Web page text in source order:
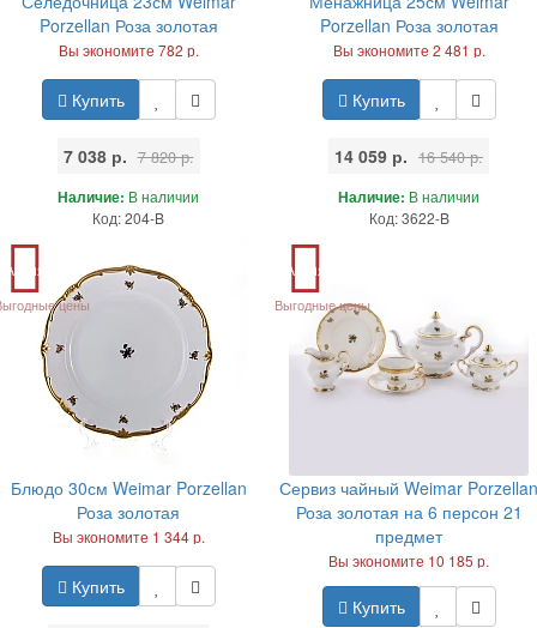
Porzellan Роза золотая
Вы экономите 782 р.
Купить
7 038 р. 7 820 р.
Наличие: В наличии
Код: 204-B
Porzellan Роза золотая
Вы экономите 2 481 р.
Купить
14 059 р. 16 540 р.
Наличие: В наличии
Код: 3622-B
Акция
цены
Блюдо 30см Weimar Porzellan
Роза золотая
Вы экономите 1 344 р.
Купить
Акция
Выгодные цены
Сервиз чайный Weimar Porzellan
Роза золотая на 6 персон 21
предмет
Вы экономите 10 185 р.
Купить